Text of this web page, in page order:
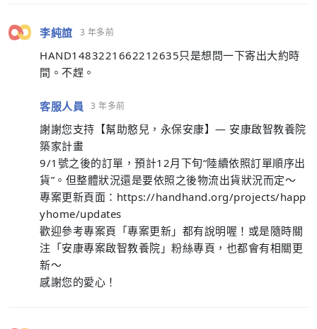
李純誼 3 年多前
HAND1483221662212635只是想問一下寄出大約時
間。不趕。
客服人員 3 年多前
謝謝您支持【幫助憨兒，永保安康】— 安康啟智教養院
築家計畫
9/1號之後的訂單，預計12月下旬“陸續依照訂單順序出
貨”。但整體狀況還是要依照之後物流出貨狀況而定～
專案更新頁面：https://handhand.org/projects/happ
yhome/updates
歡迎參考專案頁「專案更新」都有說明喔！或是隨時關
注「安康專案啟智教養院」粉絲專頁，也都會有相關更
新～
感謝您的愛心！